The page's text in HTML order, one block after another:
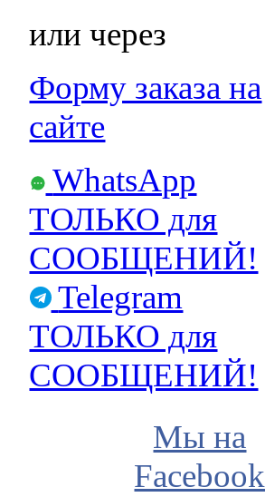
или через
Форму заказа на
сайте
WhatsApp
ТОЛЬКО для
СООБЩЕНИЙ!
Telegram
ТОЛЬКО для
СООБЩЕНИЙ!
Мы на
Facebook